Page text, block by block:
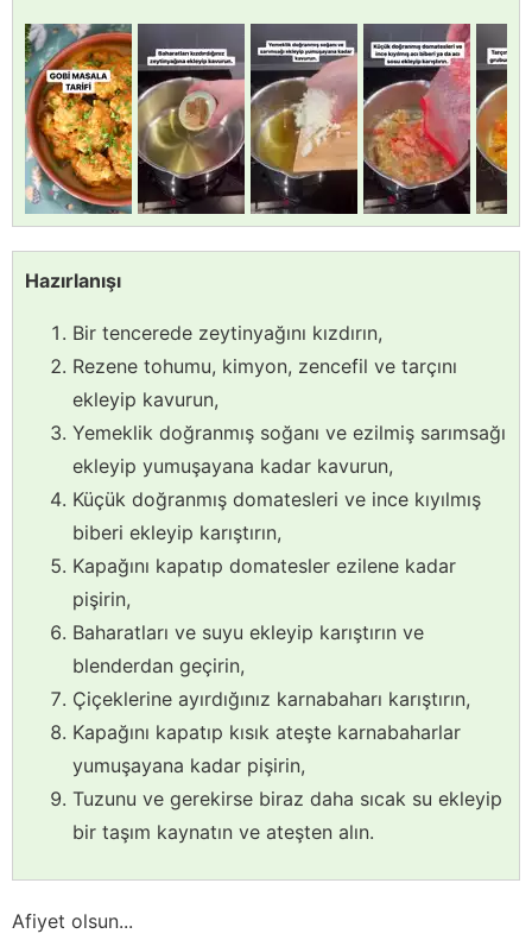
Hazırlanışı
Bir tencerede zeytinyağını kızdırın,
Rezene tohumu, kimyon, zencefil ve tarçını
ekleyip kavurun,
Yemeklik doğranmış soğanı ve ezilmiş sarımsağı
ekleyip yumuşayana kadar kavurun,
Küçük doğranmış domatesleri ve ince kıyılmış
biberi ekleyip karıştırın,
Kapağını kapatıp domatesler ezilene kadar
pişirin,
Baharatları ve suyu ekleyip karıştırın ve
blenderdan geçirin,
Çiçeklerine ayırdığınız karnabaharı karıştırın,
Kapağını kapatıp kısık ateşte karnabaharlar
yumuşayana kadar pişirin,
Tuzunu ve gerekirse biraz daha sıcak su ekleyip
bir taşım kaynatın ve ateşten alın.
Afiyet olsun...